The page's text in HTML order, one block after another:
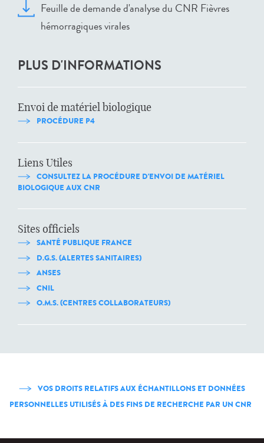
Feuille de demande d'analyse du CNR Fièvres
hémorragiques virales
PLUS D'INFORMATIONS
Envoi de matériel biologique
PROCÉDURE P4
Liens Utiles
CONSULTEZ LA PROCÉDURE D'ENVOI DE MATÉRIEL
BIOLOGIQUE AUX CNR
Sites officiels
SANTÉ PUBLIQUE FRANCE
D.G.S. (ALERTES SANITAIRES)
ANSES
CNIL
O.M.S. (CENTRES COLLABORATEURS)
VOS DROITS RELATIFS AUX ÉCHANTILLONS ET DONNÉES
PERSONNELLES UTILISÉS À DES FINS DE RECHERCHE PAR UN CNR